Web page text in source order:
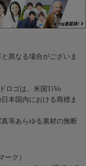
異なる場合がございま
ロゴは、米国TiVo
本国内における商標ま
等あらゆる素材の無断
ーク）